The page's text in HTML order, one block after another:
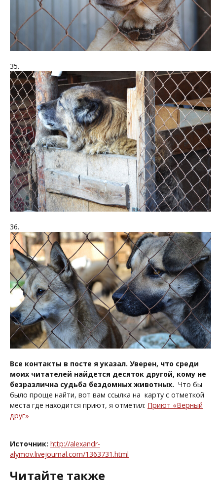
35.
36.
Все контакты в посте я указал. Уверен, что среди
моих читателей найдется десяток другой, кому не
безразлична судьба бездомных животных. Что бы
было проще найти, вот вам ссылка на карту с отметкой
места где находится приют, я отметил: Приют «Верный
друг»
Источник: http://alexandr-
alymov.livejournal.com/1363731.html
Читайте также